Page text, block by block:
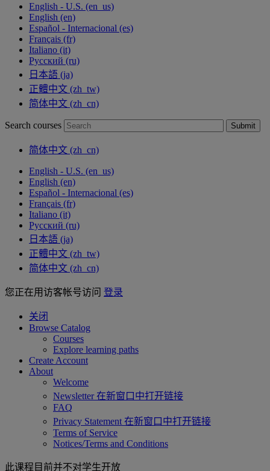
English - U.S. ‎(en_us)‎
English ‎(en)‎
Español - Internacional ‎(es)‎
Français ‎(fr)‎
Italiano ‎(it)‎
Русский ‎(ru)‎
日本語 ‎(ja)‎
正體中文 ‎(zh_tw)‎
简体中文 ‎(zh_cn)‎
Search courses Submit
简体中文 ‎(zh_cn)‎
English - U.S. ‎(en_us)‎
English ‎(en)‎
Español - Internacional ‎(es)‎
Français ‎(fr)‎
Italiano ‎(it)‎
Русский ‎(ru)‎
日本語 ‎(ja)‎
正體中文 ‎(zh_tw)‎
简体中文 ‎(zh_cn)‎
您正在用访客帐号访问 登录
关闭
Browse Catalog
Courses
Explore learning paths
Create Account
About
Welcome
Newsletter在新窗口中打开链接
FAQ
Privacy Statement 在新窗口中打开链接
Terms of Service
Notices/Terms and Conditions
此课程目前并不对学生开放